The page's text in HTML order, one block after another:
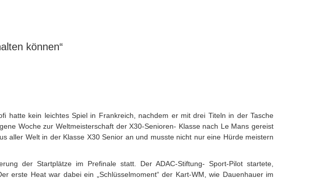
können“
hatte kein leichtes Spiel in Frankreich, nachdem er mit drei Titeln in der Tasche
Woche zur Weltmeisterschaft der X30-Senioren- Klasse nach Le Mans gereist
aller Welt in der Klasse X30 Senior an und musste nicht nur eine Hürde meistern
der Startplätze im Prefinale statt. Der ADAC-Stiftung- Sport-Pilot startete,
erste Heat war dabei ein „Schlüsselmoment“ der Kart-WM, wie Dauenhauer im